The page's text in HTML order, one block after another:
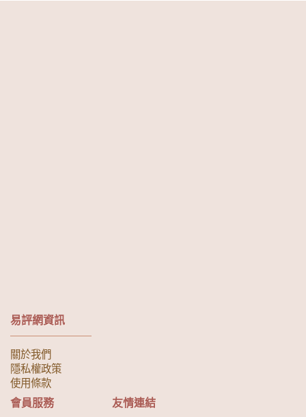
易評網資訊
關於我們
隱私權政策
使用條款
會員服務 友情連結